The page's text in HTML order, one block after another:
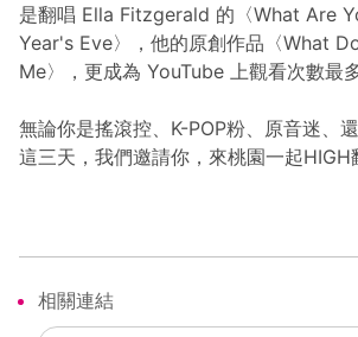
是翻唱 Ella Fitzgerald 的〈What Are
Year's Eve〉，他的原創作品〈What
Me〉，更成為 YouTube 上觀看次數最
無論你是搖滾控、K-POP粉、原音迷、
這三天，我們邀請你，來桃園一起
相關連結